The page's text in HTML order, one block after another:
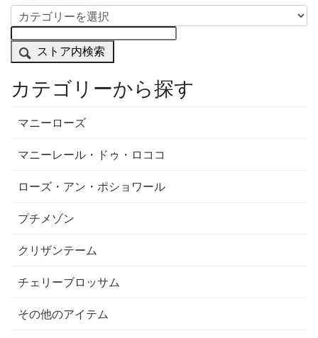
ストア内検索
カテゴリーから探す
マニーローズ
マニーレール・ドゥ・ロココ
ローズ・アン・ポショワール
プチメゾン
クリザンテーム
チェリーブロッサム
その他のアイテム